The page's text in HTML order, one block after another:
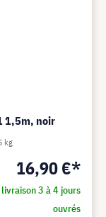
1,5m, noir
16,90 €*
3 à 4 jours
ouvrés
kg